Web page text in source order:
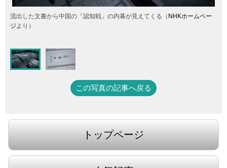
流出した文書から中国の「認知戦」の内幕が見えてくる（ NHKホームペー
ジより）
この写真の記事へ戻る
トップページ